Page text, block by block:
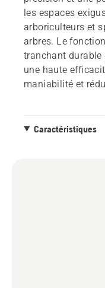
les espaces
arboriculteurs et
arbres. Le
tranchant
une haute
maniabilité et
Caractéristiques